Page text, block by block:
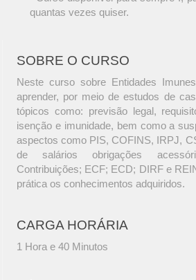
quantas vezes quiser.
SOBRE O CURSO
Neste curso sobre Entidades
aprender, por meio de estudos de
tópicos como: previsão legal,
isenção e imunidade, bem como a
aspectos como PIS, COFINS, IRPJ,
de salários obrigações
Contribuições; ECF; ECD; DIRF e
prática os conhecimentos adquiridos.
CARGA HORÁRIA
1 Hora e 40 Minutos